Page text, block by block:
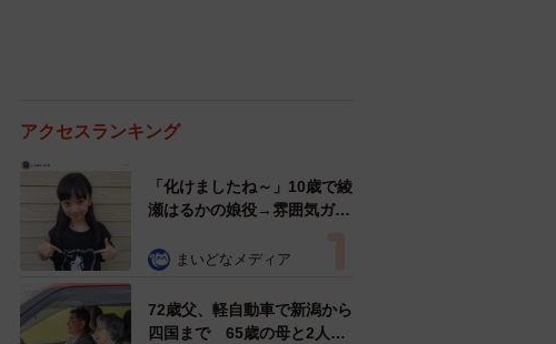
アクセスランキング
「化けましたね～」10歳で綾
瀬はるかの娘役→雰囲気ガラ
雰囲気が」「宝塚に入れそ
まいどなメディア
72歳父、軽自動車で新潟から
四国まで 65歳の母と2人で